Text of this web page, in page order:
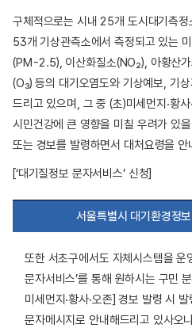
구체적으로는 시내 25개 도시대기측
53개 기상관측소에서 측정되고 있는
(PM-2.5), 이산화질소(NO₂), 아황산
(O₃) 등의 대기오염도와 기상예보, 기
드리고 있으며, 그 중 (초)미세먼지‧황
시민건강에 큰 영향을 미칠 우려가 있
또는 경보를 발령하면서 대처요령을
[‘대기질정보 문자서비스’ 신청]
서울특별시 대기환경정
또한 서초구에서도 자체시스템을 운
문자서비스’를 통해 원하시는 구민
미세먼지‧황사‧오존] 경보 발령 시
문자메시지로 안내해드리고 있사오